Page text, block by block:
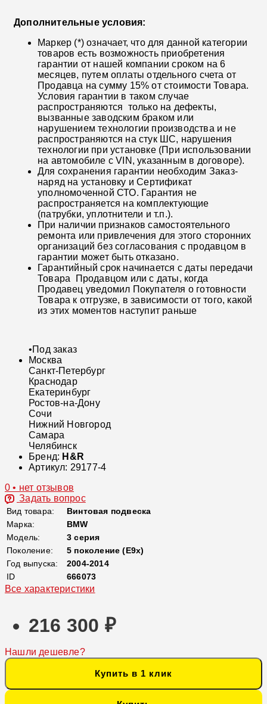
Дополнительные условия:
Маркер (*) означает, что для данной категории
товаров есть возможность приобретения
гарантии от нашей компании сроком на 6
месяцев, путем оплаты отдельного счета от
Продавца на сумму 15% от стоимости Товара.
Условия гарантии в таком случае
распространяются только на дефекты,
вызванные заводским браком или
нарушением технологии производства и не
распространяются на стук ШС, нарушения
технологии при установке (При использовании
на автомобиле с VIN, указанным в договоре).
Для сохранения гарантии необходим Заказ-
наряд на установку и Сертификат
уполномоченной СТО. Гарантия не
распространяется на комплектующие
(патрубки, уплотнители и т.п.).
При наличии признаков самостоятельного
ремонта или привлечения для этого сторонних
организаций без согласования с продавцом в
гарантии может быть отказано.
Гарантийный срок начинается с даты передачи
Товара Продавцом или с даты, когда
Продавец уведомил Покупателя о готовности
Товара к отгрузке, в зависимости от того, какой
из этих моментов наступит раньше
•Под заказ
Москва
Санкт-Петербург
Краснодар
Екатеринбург
Ростов-на-Дону
Сочи
Нижний Новгород
Самара
Челябинск
Бренд: H&R
Артикул: 29177-4
0 • нет отзывов
Задать вопрос
Вид товара:
Винтовая подвеска
Марка:
BMW
Модель:
3 серия
Поколение:
5 поколение (E9x)
Год выпуска:
2004-2014
ID
666073
Все характеристики
216 300 ₽
Нашли дешевле?
Купить в 1 клик